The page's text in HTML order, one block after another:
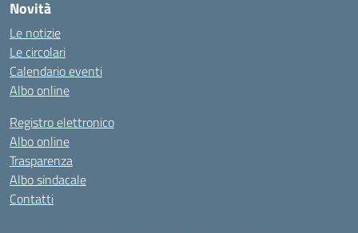
Novità
Le notizie
Le circolari
Calendario eventi
Albo online
Registro elettronico
Albo online
Trasparenza
Albo sindacale
Contatti